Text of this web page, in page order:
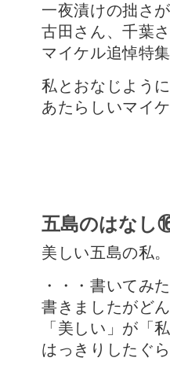
一夜漬けの拙さ
古田さん、千葉
マイケル追悼特
私とおなじよう
あたらしいマイ
五島のはなし
美しい五島の私
・・・書いてみ
書きましたがど
「美しい」が「
はっきりしたぐ